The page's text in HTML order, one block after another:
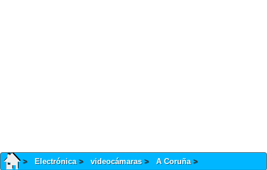
Electrónica videocámaras A Coruña